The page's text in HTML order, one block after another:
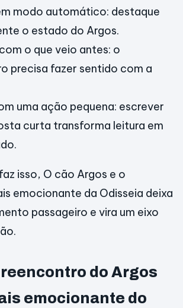
modo automático: destaque
o estado do Argos.
o que veio antes: o
precisa fazer sentido com a
uma ação pequena: escrever
curta transforma leitura em
isso, O cão Argos e o
emocionante da Odisseia deixa
passageiro e vira um eixo
reencontro do Argos
emocionante do